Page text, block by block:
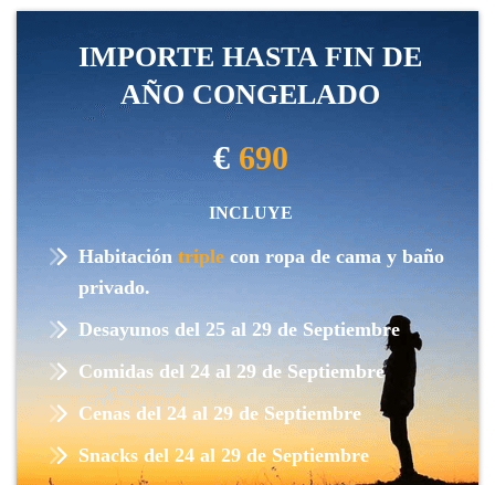
IMPORTE HASTA FIN DE
AÑO CONGELADO
€ 690
INCLUYE
Habitación triple con ropa de cama y baño
privado.
Desayunos del 25 al 29 de Septiembre
Comidas del 24 al 29 de Septiembre
Cenas del 24 al 29 de Septiembre
Snacks del 24 al 29 de Septiembre